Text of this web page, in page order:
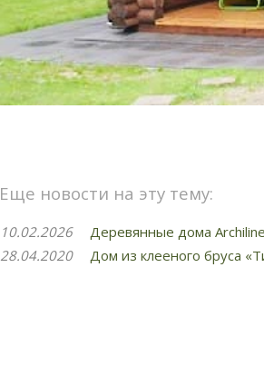
Еще новости на эту тему:
10.02.2026
Деревянные дома
28.04.2020
Дом из клееного бруса